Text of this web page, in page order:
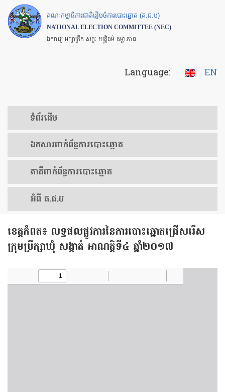
Skip
to
main
គណៈកម្មាធិការជាតិរៀបចំការបោះឆ្នោត (គ.ជ.ប)
NATIONAL ELECTION COMMITTEE (NEC)
ឯករាជ្យ អព្យាក្រឹត សច្ចៈ យុត្តិធម៌ តម្លាភាព
Language: EN
ទំព័រ​ដើម
ឯកសារ​ពាក់ព័ន្ធ​ការ​បោះឆ្នោត
​ភាគីពាក់ព័ន្ធ​​ការ​បោះឆ្នោត
អំពី គ.ជ.ប
ខេត្ត​កំពត៖ លទ្ធផល​ផ្លូវ​ការ​នៃ​ការ​បោះ​ឆ្នោត​ជ្រើស​រើស​
ក្រុម​ប្រឹក្សា​ឃុំ​ សង្កាត់ អាណត្តិ​ទី​៤ ឆ្នាំ​២០១៧